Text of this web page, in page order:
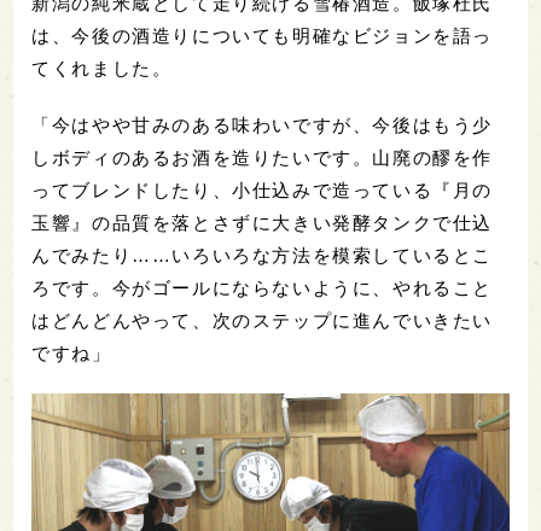
は、今後の酒造りについても明確なビジョンを語っ
てくれました。
「今はやや甘みのある味わいですが、今後はもう少
しボディのあるお酒を造りたいです。山廃の醪を作
ってブレンドしたり、小仕込みで造っている『月の
玉響』の品質を落とさずに大きい発酵タンクで仕込
んでみたり……いろいろな方法を模索しているとこ
ろです。今がゴールにならないように、やれること
はどんどんやって、次のステップに進んでいきたい
ですね」